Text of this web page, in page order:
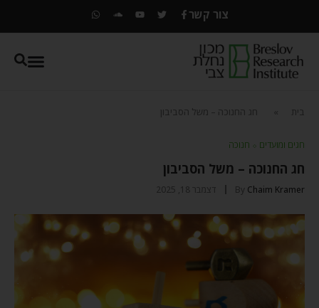
צור קשר
בית חג החנוכה – משל הסביבון
חגים ומועדים ⬦ חנוכה
חג החנוכה – משל הסביבון
By Chaim Kramer דצמבר 18, 2025